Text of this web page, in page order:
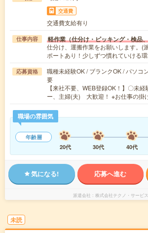
交通費
交通費支給有り
仕事内容 軽作業（仕分け・ピッキング・検品
仕分け、運搬作業をお願いします。(
ポートあり！少しずつ慣れていける
応募資格
職種未経験OK / ブランクOK / パソコ
要
【来社不要、WEB登録OK！】〇未
ー、主婦(夫) 大歓迎！ ※お仕事の掛
職場の雰囲気
年齢層
20代
30代 40代
気になる! 応募へ進む
派遣会社 株式会社テクノ・サービス
未読